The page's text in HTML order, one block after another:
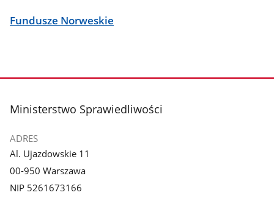
Fundusze Norweskie
stopka
Ministerstwo Sprawiedliwości
ADRES
Al. Ujazdowskie 11
00-950 Warszawa
NIP 5261673166